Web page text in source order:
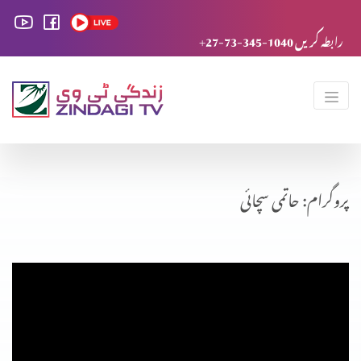
+27-73-345-1040 رابطہ کریں
پروگرام: حاتمی سچائی